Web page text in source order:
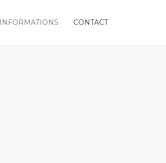
INFORMATIONS CONTACT